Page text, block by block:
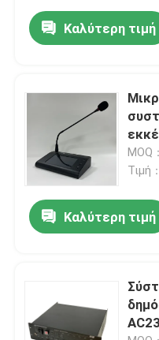
Σπίτι
Βίντεο
Καλύτερη τιμή
MOQ
Τιμή
Καλύτερη τιμή